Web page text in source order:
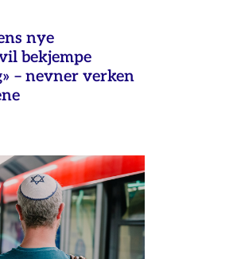
nye
bekjempe
– nevner verken